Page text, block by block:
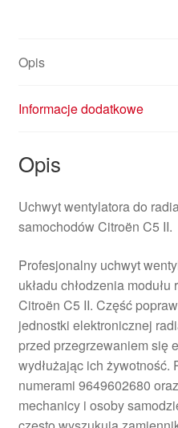
Opis
Informacje dodatkowe
Opis
Uchwyt wentylatora do
samochodów Citroën C5 II.
Profesjonalny uchwyt
układu chłodzenia
Citroën C5 II. Część
jednostki elektronicznej
przed przegrzewaniem się
wydłużając ich żywotność.
numerami 9649602680
mechanicy i osoby